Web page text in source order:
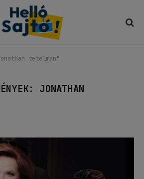
tetelman"
JONATHAN